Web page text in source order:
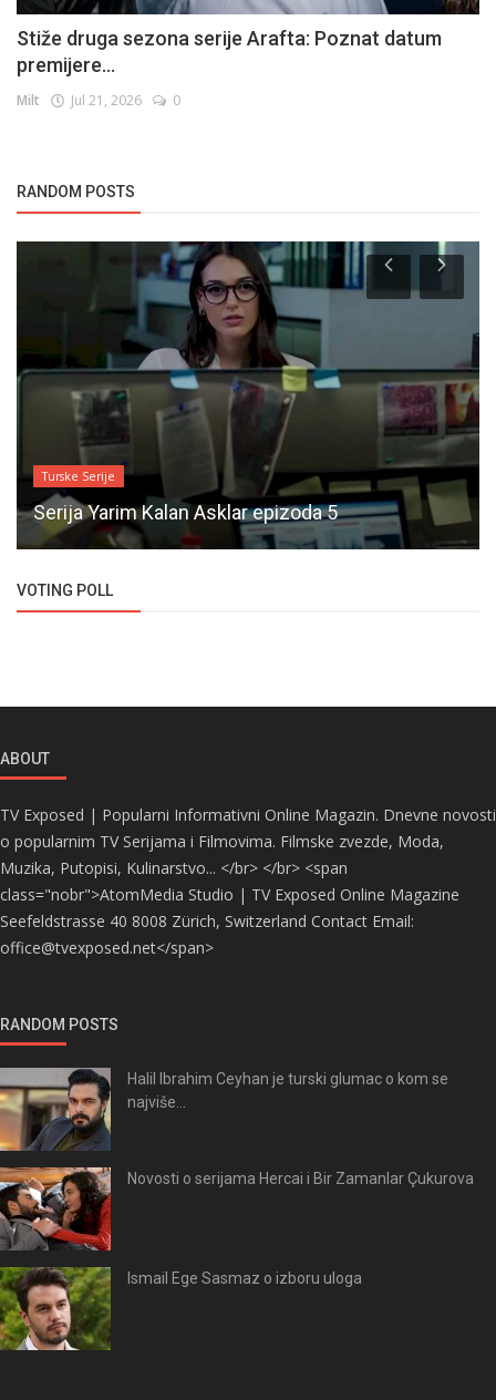
Stiže druga sezona serije Arafta: Poznat datum
premijere...
Milt Jul 21, 2026 0
RANDOM POSTS
Turske Serije
Serija Yarim Kalan Asklar epizoda 5
VOTING POLL
ABOUT
TV Exposed | Popularni Informativni Online Magazin. Dnevne novosti
o popularnim TV Serijama i Filmovima. Filmske zvezde, Moda,
Muzika, Putopisi, Kulinarstvo... </br> </br> <span
class="nobr">AtomMedia Studio | TV Exposed Online Magazine
Seefeldstrasse 40 8008 Zürich, Switzerland Contact Email:
office@tvexposed.net</span>
RANDOM POSTS
Halil Ibrahim Ceyhan je turski glumac o kom se
najviše...
Novosti o serijama Hercai i Bir Zamanlar Çukurova
Ismail Ege Sasmaz o izboru uloga